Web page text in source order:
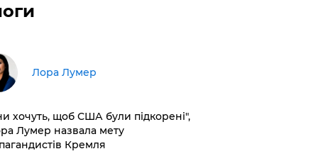
​Лора Лумер
хочуть, щоб США були підкорені",
Лумер назвала мету
Кремля